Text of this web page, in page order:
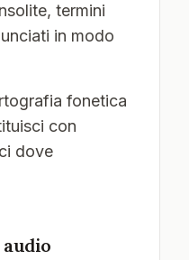
termini
in modo
fonetica
con
dove